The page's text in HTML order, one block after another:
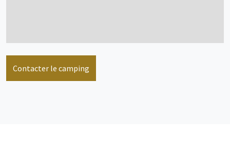
Mobil home
Contacter le camping